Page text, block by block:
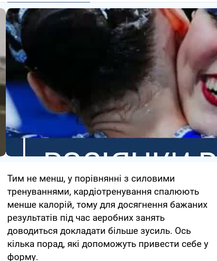
Тим не менш, у порівнянні з силовими
тренуваннями, кардіотренування спалюють
менше калорій, тому для досягнення бажаних
результатів під час аеробних занять
доводиться докладати більше зусиль. Ось
кілька порад, які допоможуть привести себе у
форму.